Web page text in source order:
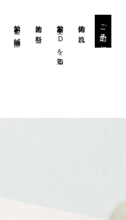
勃起不全と鍼治療 施術と料金 勃起不全・EDを知る 施術の流れ ご予約・ご相談